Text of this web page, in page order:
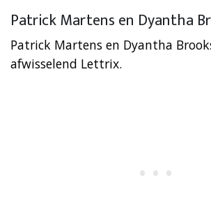
Patrick Martens en Dyantha
Patrick Martens en Dyantha
afwisselend Lettrix.